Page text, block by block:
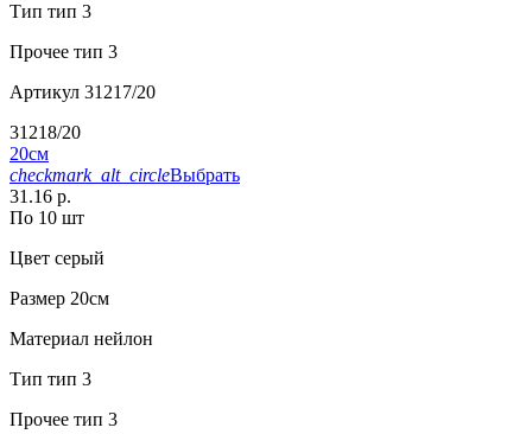
Тип тип 3
Прочее тип 3
Артикул 31217/20
31218/20
20см
checkmark_alt_circleВыбрать
31.16 р.
По 10 шт
Цвет серый
Размер 20см
Материал нейлон
Тип тип 3
Прочее тип 3